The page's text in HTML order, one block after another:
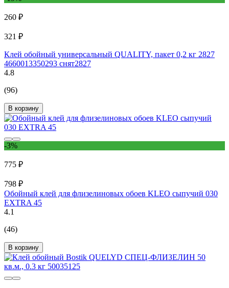
260 ₽
321 ₽
Клей обойный универсальный QUALITY, пакет 0,2 кг 2827
4660013350293 снят2827
4.8
(96)
В корзину
-3%
775 ₽
798 ₽
Обойный клей для флизелиновых обоев KLEO сыпучий 030
EXTRA 45
4.1
(46)
В корзину